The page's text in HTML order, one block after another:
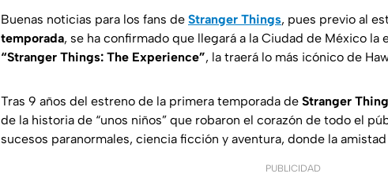
Buenas noticias para los fans de Stranger Things, pues previo al
temporada, se ha confirmado que llegará a la Ciudad de México la
“Stranger Things: The Experience”, la traerá lo más icónico de
Tras 9 años del estreno de la primera temporada de Stranger
de la historia de “unos niños” que robaron el corazón de todo el
sucesos paranormales, ciencia ficción y aventura, donde la
PUBLICIDAD